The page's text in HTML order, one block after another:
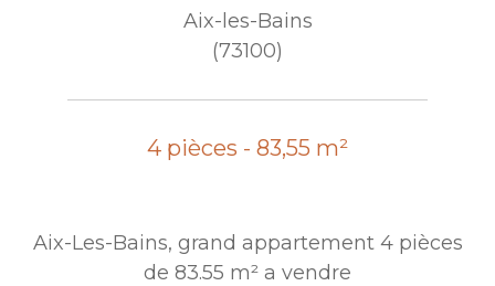
Aix-les-Bains
(73100)
4 pièces - 83,55 m²
Aix-Les-Bains, grand appartement 4 pièces
de 83.55 m² a vendre